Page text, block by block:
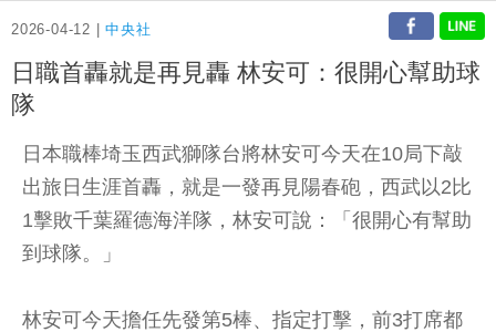
2026-04-12 |中央社
日職首轟就是再見轟 林安可：很開心幫助球
隊
日本職棒埼玉西武獅隊台將林安可今天在10局下敲
出旅日生涯首轟，就是一發再見陽春砲，西武以2比
1擊敗千葉羅德海洋隊，林安可說：「很開心有幫助
到球隊。」
林安可今天擔任先發第5棒、指定打擊，前3打席都